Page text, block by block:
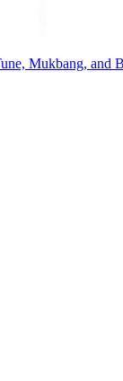
Mukbang, and